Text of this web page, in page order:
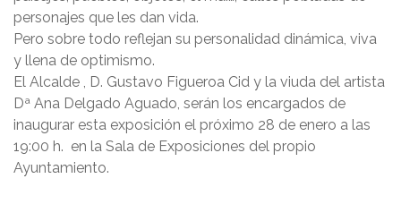
personajes que les dan vida.
Pero sobre todo reflejan su personalidad dinámica, viva
y llena de optimismo.
El Alcalde , D. Gustavo Figueroa Cid y la viuda del artista
Dª Ana Delgado Aguado, serán los encargados de
inaugurar esta exposición el próximo 28 de enero a las
19:00 h. en la Sala de Exposiciones del propio
Ayuntamiento.